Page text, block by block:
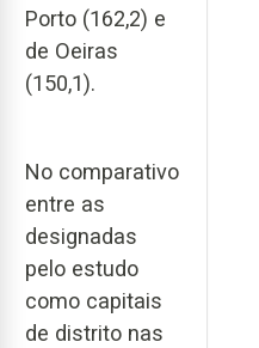
Porto (162,2) e
de Oeiras
(150,1).
No comparativo
entre as
designadas
pelo estudo
como capitais
de distrito nas